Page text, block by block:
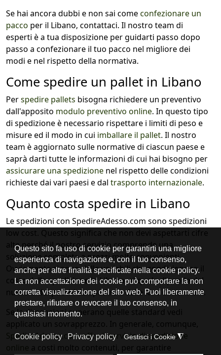
Se hai ancora dubbi e non sai comeconfezionare un
pacco per il Libano, contattaci. Il nostro team di
esperti è a tua disposizione per guidarti passo dopo
passo a confezionare il tuo pacco nel migliore dei
modi e nel rispetto della normativa.
Come spedire un pallet in Libano
Perspedire pallets bisogna richiedere un preventivo
dall'apposito modulo preventivo online. In questo tipo
di spedizione è necessario rispettare i limiti di peso e
misure ed il modo in cui imballare il pallet. Il nostro
team è aggiornato sulle normative di ciascun paese e
saprà darti tutte le informazioni di cui hai bisogno per
assicurare una spedizione nel rispetto delle condizioni
richieste dai vari paesi e dal trasporto internazionale.
Quanto costa spedire in Libano
Le spedizioni con SpedireAdesso.com sono spedizioni
low cost. Questo significa che non devi aspettarti cifre
alte perché il nostro servizio comprende una
soluzione completa a prezzi molto convenienti.
Ovviamente ci sono delle variabili che condizionano il
costo della spedizione in Libano, al quale dipende dal
numero dei pacchi da spedire e dalle loro dimensioni.
Se le dimensioni superano quelle standard vedi
applicato un sovrapprezzo. In generale, comunque,
SpedireAdesso.com offre il servizio di spedizione
online a costi molto contenuti, per garantire